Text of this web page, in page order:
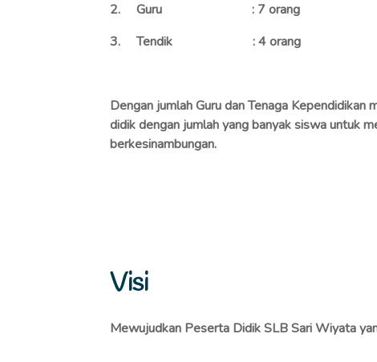
2. Guru : 7 orang
3. Tendik : 4 orang
Dengan jumlah Guru dan Tenaga
didik dengan jumlah yang banyak siswa untuk
berkesinambungan.
Visi
Mewujudkan Peserta Didik SLB Sari Wiyata